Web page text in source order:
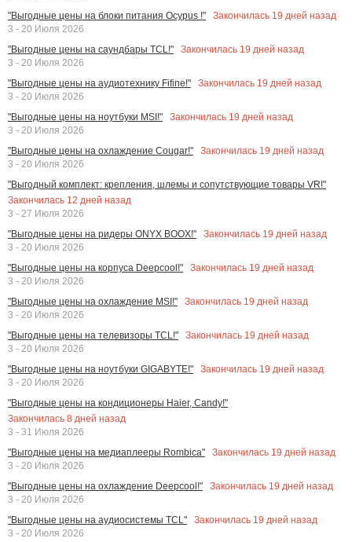
"Выгодные цены на блоки питания Ocypus !"
Закончилась 19 дней назад
3 - 20 Июля 2026
"Выгодные цены на саундбары TCL!"
Закончилась 19 дней назад
3 - 20 Июля 2026
"Выгодные цены на аудиотехнику Fifine!"
Закончилась 19 дней назад
3 - 20 Июля 2026
"Выгодные цены на ноутбуки MSI!"
Закончилась 19 дней назад
3 - 20 Июля 2026
"Выгодные цены на охлаждение Cougar!"
Закончилась 19 дней назад
3 - 20 Июля 2026
"Выгодный комплект: крепления, шлемы и сопутствующие товары VR!"
Закончилась 12 дней назад
3 - 27 Июля 2026
"Выгодные цены на ридеры ONYX BOOX!"
Закончилась 19 дней назад
3 - 20 Июля 2026
"Выгодные цены на корпуса Deepcool!"
Закончилась 19 дней назад
3 - 20 Июля 2026
"Выгодные цены на охлаждение MSI!"
Закончилась 19 дней назад
3 - 20 Июля 2026
"Выгодные цены на телевизоры TCL!"
Закончилась 19 дней назад
3 - 20 Июля 2026
"Выгодные цены на ноутбуки GIGABYTE!"
Закончилась 19 дней назад
3 - 20 Июля 2026
"Выгодные цены на кондиционеры Haier, Candy!"
Закончилась 8 дней назад
3 - 31 Июля 2026
"Выгодные цены на медиаплееры Rombica"
Закончилась 19 дней назад
3 - 20 Июля 2026
"Выгодные цены на охлаждение Deepcool!"
Закончилась 19 дней назад
3 - 20 Июля 2026
"Выгодные цены на аудиосистемы TCL"
Закончилась 19 дней назад
3 - 20 Июля 2026